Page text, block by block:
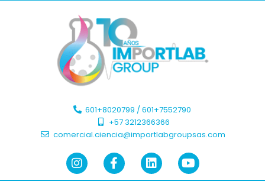
601+8020799 / 601+7552790 ​
+57 3212366366​
comercial.ciencia@importlabgroupsas.com